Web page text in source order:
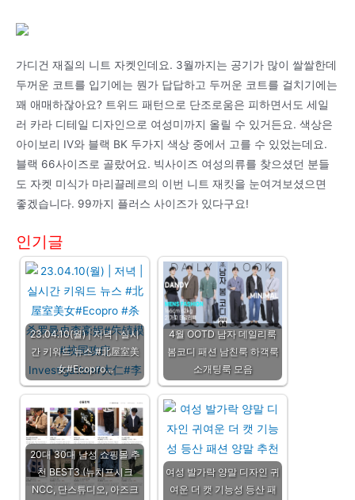
가디건 재질의 니트 자켓인데요. 3월까지는 공기가 많이 쌀쌀한데
두꺼운 코트를 입기에는 뭔가 답답하고 두꺼운 코트를 걸치기에는
꽤 애매하잖아요? 트위드 패턴으로 단조로움은 피하면서도 세일
러 카라 디테일 디자인으로 여성미까지 올릴 수 있거든요. 색상은
아이보리 IV와 블랙 BK 두가지 색상 중에서 고를 수 있었는데요.
블랙 66사이즈로 골랐어요. 빅사이즈 여성의류를 찾으셨던 분들
도 자켓 미식가 마리끌레르의 이번 니트 재킷을 눈여겨보셨으면
좋겠습니다. 99까지 플러스 사이즈가 있다구요!
인기글
23.04.10(월) | 저녁 | 실시
간 키워드 뉴스 #北屋室美
女#Ecopro…
4월 OOTD 남자 데일리룩
봄코디 패션 남친룩 하객룩
소개팅룩 모음
20대 30대 남성 쇼핑몰 추
천 BEST3 (뉴치프시크
NCC, 단스튜디오, 아즈크
여성 발가락 양말 디자인 귀
여운 더 캣 기능성 등산 패